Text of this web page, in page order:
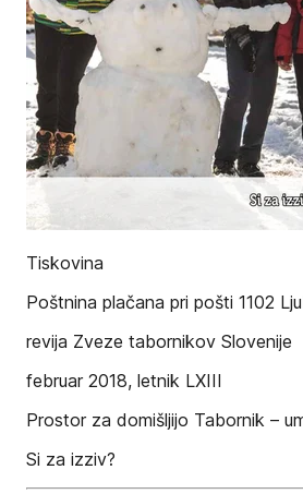
Tiskovina
Poštnina plačana pri pošti 1102
revija Zveze tabornikov Slovenije
februar 2018, letnik LXIII
Prostor za domišljijo Tabornik –
Si za izziv?